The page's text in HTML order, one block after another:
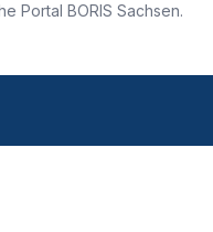
Portal BORIS Sachsen.